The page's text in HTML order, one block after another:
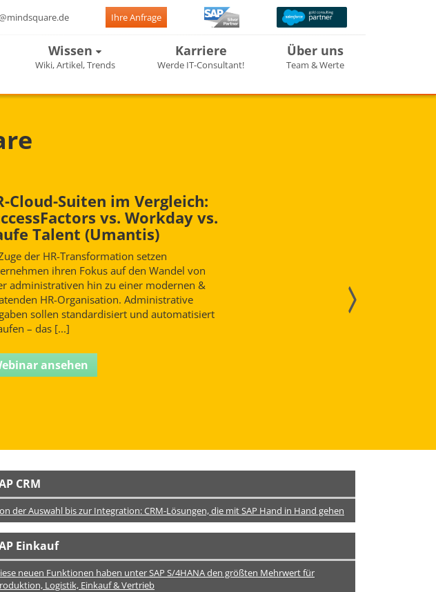
Ihre Anfrage
Wissen
Wiki, Artikel, Trends
Karriere
Werde IT-Consultant!
Über uns
Team & Werte
Cloud-Suiten im Vergleich:
vs. Workday vs.
Talent (Umantis)
der HR-Transformation setzen
ihren Fokus auf den Wandel von
administrativen hin zu einer modernen &
HR-Organisation. Administrative
sollen standardisiert und automatisiert
– das [...]
ansehen
CRM
der Auswahl bis zur Integration: CRM-Lösungen, die mit SAP Hand in Hand gehen
Einkauf
neuen Funktionen haben unter SAP S/4HANA den größten Mehrwert für
Logistik, Einkauf & Vertrieb